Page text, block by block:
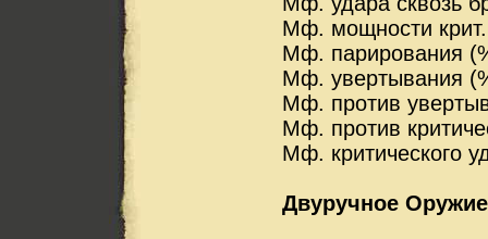
Мф. мощности
Мф. парирования
Мф. увертывания
Мф. против
Мф. против
Мф. критического
Двуручное